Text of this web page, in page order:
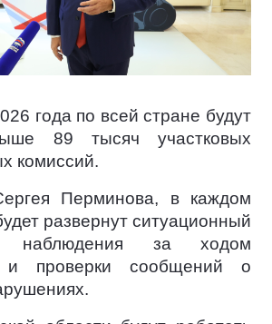
года по всей стране будут
89 тысяч участковых
комиссий.
Перминова, в каждом
развернут ситуационный
наблюдения за ходом
и проверки сообщений о